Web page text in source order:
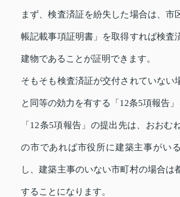
まず、検査済証を紛失した場合は、市
帳記載事項証明書」を取得すれば検査
建物であることが証明できます。
そもそも検査済証が交付されていない
と同等の効力を有する「12条5項報告」
「12条5項報告」の提出先は、おおむ
の市であれば市役所に建築主事がい
し、建築主事のいない市町村の場合は
することになります。